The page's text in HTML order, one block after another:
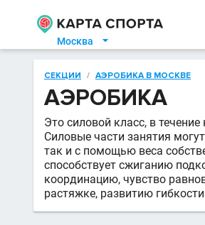
Москва 
СЕКЦИИ / АЭРОБИКА В МОСКВЕ
АЭРОБИКА
Это силовой класс, в
Силовые части занятия
так и с помощью веса
способствует сжиганию
координацию, чувство
растяжке, развитию